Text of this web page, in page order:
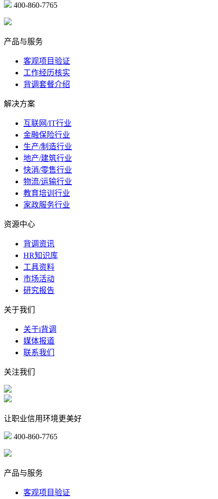
400-860-7765
产品与服务
客观项目验证
工作经历核实
背调套餐介绍
解决方案
互联网/IT行业
金融保险行业
生产/制造行业
地产/建筑行业
快消/零售行业
物流/运输行业
教育培训行业
家政服务行业
资源中心
背调资讯
HR知识库
工具资料
市场活动
研究报告
关于我们
关于i背调
媒体报道
联系我们
关注我们
让职业信用环境更美好
400-860-7765
产品与服务
客观项目验证